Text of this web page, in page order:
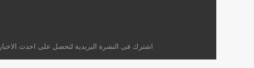
اشترك فى النشرة البريدية لتحصل على احدث الاخبار